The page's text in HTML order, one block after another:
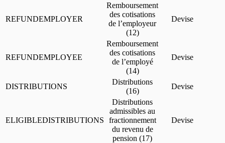
REFUNDEMPLOYER
Remboursement
des cotisations
de l’employeur
(12)
Devise
REFUNDEMPLOYEE
Remboursement
des cotisations
de l’employé
(14)
Devise
DISTRIBUTIONS
Distributions
(16)
Devise
ELIGIBLEDISTRIBUTIONS
Distributions
admissibles au
fractionnement
du revenu de
pension (17)
Devise